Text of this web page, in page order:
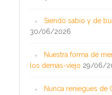
Siendo sabio y de
30/06/2026
Nuestra forma de
los demás-viejo 29/06/
Nunca reniegues de